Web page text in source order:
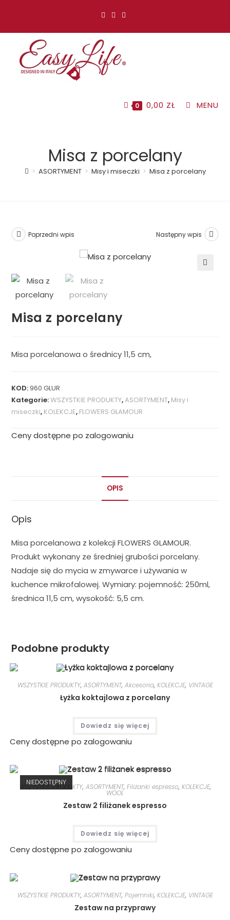
0 0,00 ZŁ MENU
Misa z porcelany
> ASORTYMENT > Misy i miseczki > Misa z porcelany
Poprzedni wpis Następny wpis
Misa z porcelany
Misa porcelanowa o średnicy 11,5 cm,
KOD:960 GLUR
Kategorie:WSZYSTKIE PRODUKTY,ASORTYMENT, Misy i
miseczki, KOLEKCJE, FLOWERS GLAMOUR
Ceny dostępne po zalogowaniu
OPIS
Opis
Misa porcelanowa z kolekcji FLOWERS GLAMOUR.
Produkt wykonany ze średniej grubości porcelany.
Nadaje się do mycia w zmywarce i używania w
kuchence mikrofalowej. Wymiary: pojemność: 250ml,
średnica 11,5 cm, wysokość: 5,5 cm.
Podobne produkty
WSZYSTKIE PRODUKTY, ASORTYMENT, Akcesoria, KOLEKCJE, VINTAGE
Łyżka koktajlowa z porcelany
Dowiedz się więcej
Ceny dostępne po zalogowaniu
NIEDOSTĘPNY
WSZYSTKIE PRODUKTY, ASORTYMENT, Filiżanki espresso, KOLEKCJE,
WOOL
Zestaw 2 filiżanek espresso
Dowiedz się więcej
Ceny dostępne po zalogowaniu
WSZYSTKIE PRODUKTY, ASORTYMENT, Pojemniki, KOLEKCJE, VINTAGE
Zestaw na przyprawy